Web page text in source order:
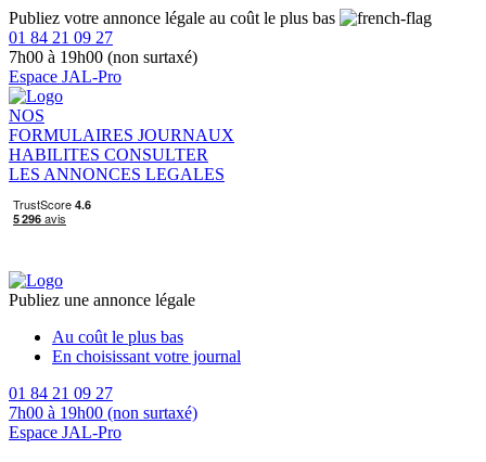
Publiez votre annonce légale au coût le plus bas
01 84 21 09 27
7h00 à 19h00 (non surtaxé)
Espace JAL-Pro
NOS
FORMULAIRES JOURNAUX
HABILITES CONSULTER
LES ANNONCES LEGALES
Publiez une annonce légale
Au coût le plus bas
En choisissant votre journal
01 84 21 09 27
7h00 à 19h00 (non surtaxé)
Espace JAL-Pro